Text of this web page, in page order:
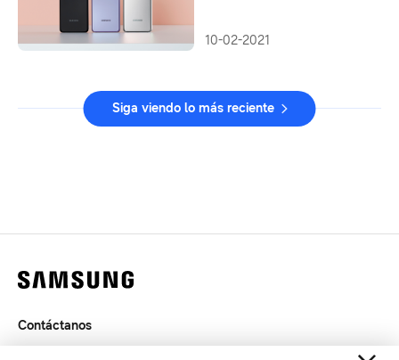
10-02-2021
Siga viendo lo más reciente
Contáctanos